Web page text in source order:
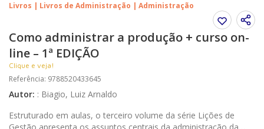
Livros | Livros de Administração | Administração
Como administrar a produção + curso on-
line – 1ª EDIÇÃO
Clique e veja!
Referência: 9788520433645
Autor: : Biagio, Luiz Arnaldo
Estruturado em aulas, o terceiro volume da série Lições de